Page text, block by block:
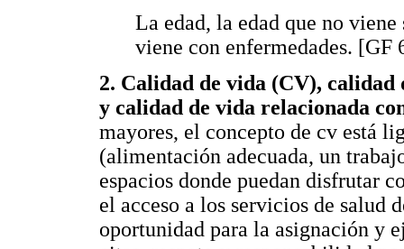
La edad, la edad que no
viene con enfermedades. [GF
2. Calidad de vida (CV), calidad
y calidad de vida relacionada
mayores, el concepto de cv está
(alimentación adecuada, un
espacios donde puedan disfrutar
el acceso a los servicios de salud
oportunidad para la asignación y